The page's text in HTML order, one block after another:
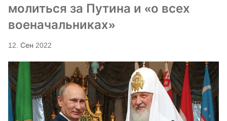
молиться за Путина и «о всех
военачальниках»
12. Сен 2022